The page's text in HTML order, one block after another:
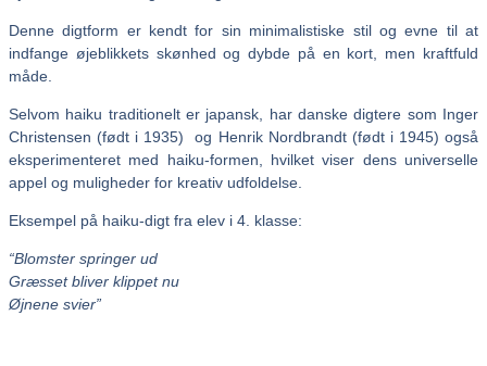
Denne digtform er kendt for sin minimalistiske stil og evne til at
indfange øjeblikkets skønhed og dybde på en kort, men kraftfuld
måde.
Selvom haiku traditionelt er japansk, har danske digtere som Inger
Christensen (født i 1935) og Henrik Nordbrandt (født i 1945) også
eksperimenteret med haiku-formen, hvilket viser dens universelle
appel og muligheder for kreativ udfoldelse.
Eksempel på haiku-digt fra elev i 4. klasse:
“Blomster springer ud
Græsset bliver klippet nu
Øjnene svier”